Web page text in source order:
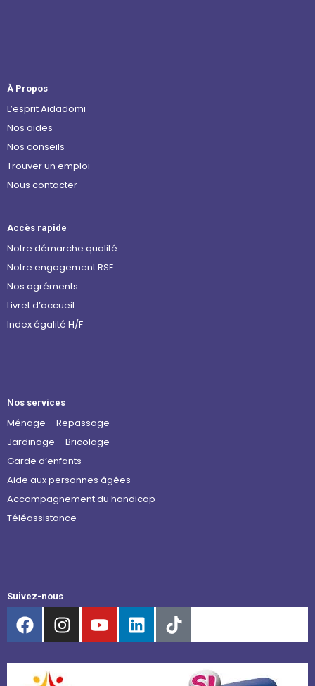
À Propos
L’esprit Aidadomi
Nos aides
Nos conseils
Trouver un emploi
Nous contacter
Accès rapide
Notre démarche qualité
Notre engagement RSE
Nos agréments
Livret d’accueil
Index égalité H/F
Nos services
Ménage – Repassage
Jardinage – Bricolage
Garde d’enfants
Aide aux personnes âgées
Accompagnement du handicap
Téléassistance
Suivez-nous